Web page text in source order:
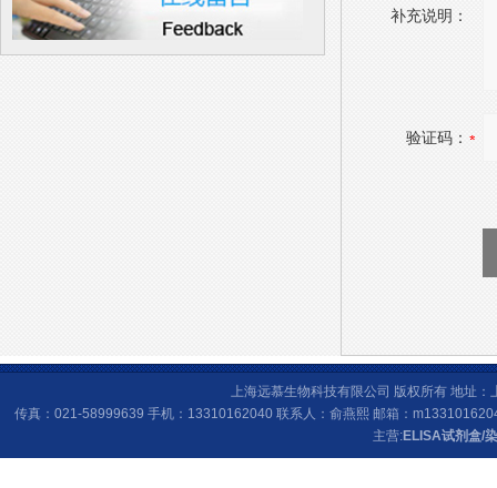
补充说明：
验证码：
上海远慕生物科技有限公司 版权所有 地址
传真：021-58999639 手机：13310162040 联系人：俞燕熙 邮箱：
主营:ELISA试剂盒/